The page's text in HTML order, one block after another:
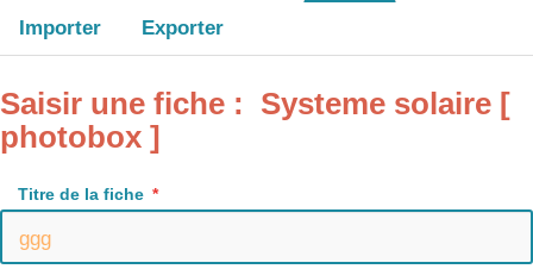
Importer Exporter
Saisir une fiche : Systeme solaire [
photobox ]
Titre de la fiche